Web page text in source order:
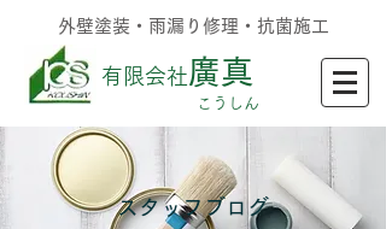
外壁塗装・雨漏り修理・抗菌施工
有限会社廣真
​こうしん
​スタッフブログ